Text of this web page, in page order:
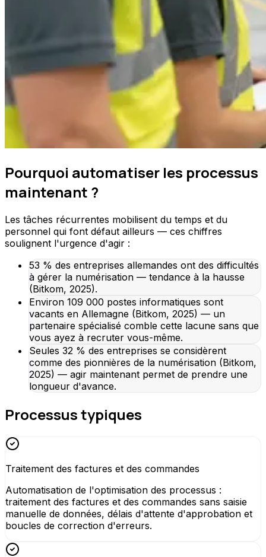
Pourquoi automatiser les processus
maintenant ?
Les tâches récurrentes mobilisent du temps et du
personnel qui font défaut ailleurs — ces chiffres
soulignent l'urgence d'agir :
53 % des entreprises allemandes ont des difficultés
à gérer la numérisation — tendance à la hausse
(Bitkom, 2025).
Environ 109 000 postes informatiques sont
vacants en Allemagne (Bitkom, 2025) — un
partenaire spécialisé comble cette lacune sans que
vous ayez à recruter vous-même.
Seules 32 % des entreprises se considèrent
comme des pionnières de la numérisation (Bitkom,
2025) — agir maintenant permet de prendre une
longueur d'avance.
Processus typiques
Traitement des factures et des commandes
Automatisation de l'optimisation des processus :
traitement des factures et des commandes sans saisie
manuelle de données, délais d'attente d'approbation et
boucles de correction d'erreurs.